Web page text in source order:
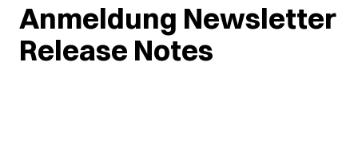
Anmeldung Newsletter
Release Notes